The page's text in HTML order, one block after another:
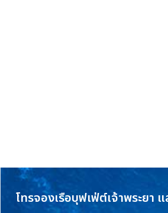
โทรจองเรือบุฟเฟ่ต์เจ้าพระยา แ